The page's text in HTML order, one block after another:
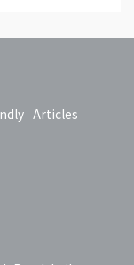
Articles